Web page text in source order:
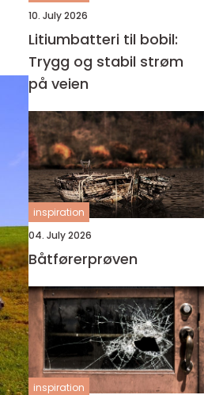
10. July 2026
Litiumbatteri til bobil:
Trygg og stabil strøm
på veien
inspiration
04. July 2026
Båtførerprøven
inspiration